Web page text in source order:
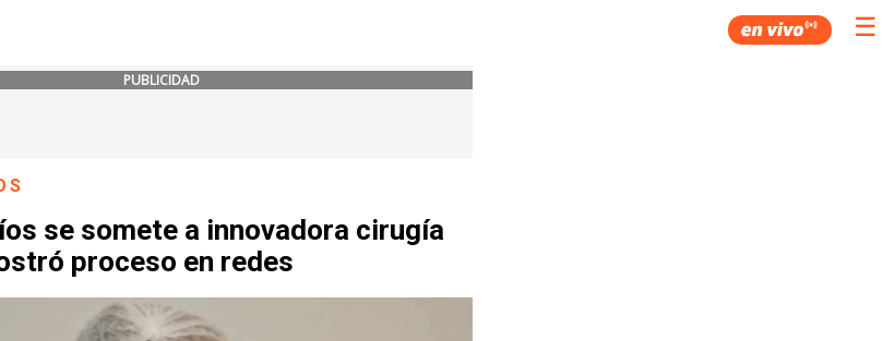
☰
PUBLICIDAD
se somete a innovadora cirugía
proceso en redes